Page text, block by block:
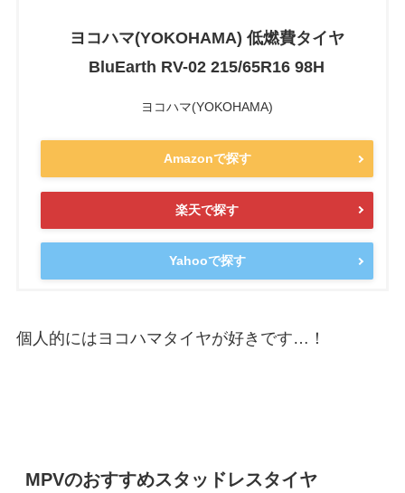
ヨコハマ(YOKOHAMA) 低燃費タイヤ
BluEarth RV-02 215/65R16 98H
ヨコハマ(YOKOHAMA)
Amazonで探す
楽天で探す
Yahooで探す
個人的にはヨコハマタイヤが好きです…！
MPVのおすすめスタッドレスタイヤ